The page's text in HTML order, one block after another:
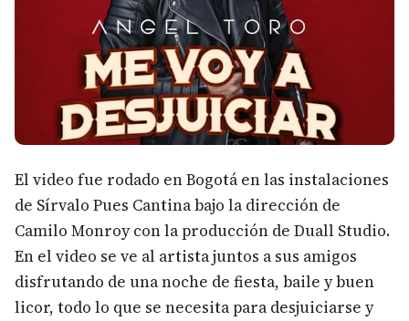
El video fue rodado en Bogotá en las instalaciones
de Sírvalo Pues Cantina bajo la dirección de
Camilo Monroy con la producción de Duall Studio.
En el video se ve al artista juntos a sus amigos
disfrutando de una noche de fiesta, baile y buen
licor, todo lo que se necesita para desjuiciarse y